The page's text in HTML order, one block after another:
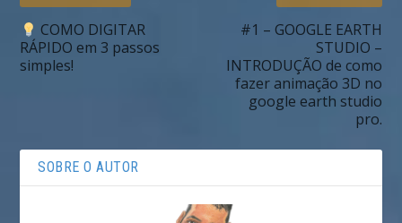
COMO DIGITAR
RÁPIDO em 3 passos
simples!
#1 – GOOGLE EARTH
STUDIO –
INTRODUÇÃO de como
fazer animação 3D no
google earth studio
pro.
SOBRE O AUTOR